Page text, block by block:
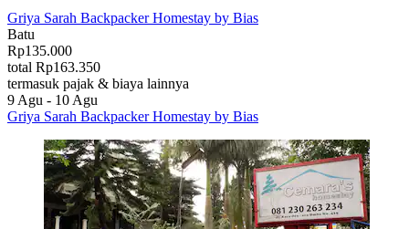
Griya Sarah Backpacker Homestay by Bias
Batu
Rp135.000
total Rp163.350
termasuk pajak & biaya lainnya
9 Agu - 10 Agu
Griya Sarah Backpacker Homestay by Bias